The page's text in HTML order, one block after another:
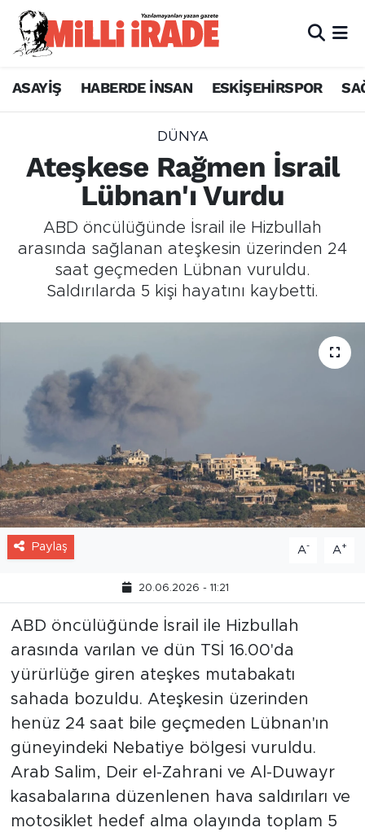
ASAYİŞ HABERDE İNSAN ESKİŞEHİRSPOR
DÜNYA
Ateşkese Rağmen İsrail
Lübnan'ı Vurdu
ABD öncülüğünde İsrail ile Hizbullah
arasında sağlanan ateşkesin üzerinden 24
saat geçmeden Lübnan vuruldu.
Saldırılarda 5 kişi hayatını kaybetti.
Paylaş A- A+
20.06.2026 - 11:21
ABD öncülüğünde İsrail ile Hizbullah
arasında varılan ve dün TSİ 16.00'da
yürürlüğe giren ateşkes mutabakatı
sahada bozuldu. Ateşkesin üzerinden
henüz 24 saat bile geçmeden Lübnan'ın
güneyindeki Nebatiye bölgesi vuruldu.
Arab Salim, Deir el-Zahrani ve Al-Duwayr
kasabalarına düzenlenen hava saldırıları ve
motosiklet hedef alma olayında toplam 5